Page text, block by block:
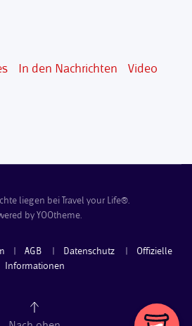
In den Nachrichten Video
liegen bei Travel your Life®.
byYOOtheme.
| AGB | Datenschutz | Offizielle
Informationen